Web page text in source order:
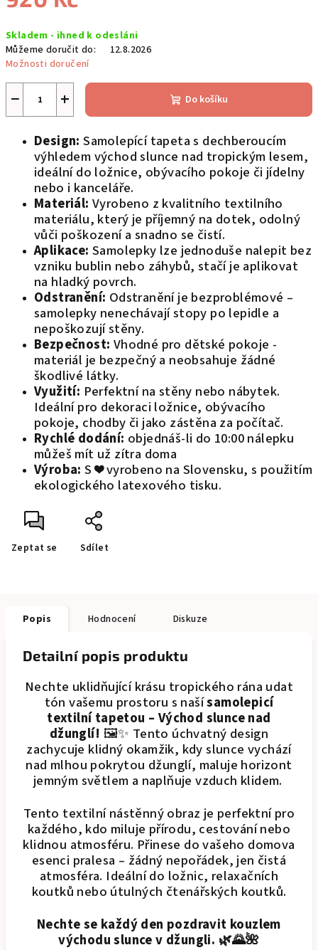
cena:
Skladem - ihned k odesláni
Můžeme doručit do:
12.8.2026
Možnosti doručení
+
− Do košíku
Design: Samolepící tapeta s dechberoucím
výhledem východ slunce nad tropickým lesem,
ideální do ložnice, obývacího pokoje či jídelny
nebo i kanceláře.
Materiál: Vyrobeno z kvalitního textilního
materiálu, který je příjemný na dotek, odolný
vůči poškození a snadno se čistí.
Aplikace: Samolepky lze jednoduše nalepit bez
vzniku bublin nebo záhybů, stačí je aplikovat
na hladký povrch.
Odstranění: Odstranění je bezproblémové –
samolepky nenechávají stopy po lepidle a
nepoškozují stěny.
Bezpečnost: Vhodné pro dětské pokoje -
materiál je bezpečný a neobsahuje žádné
škodlivé látky.
Využití: Perfektní na stěny nebo nábytek.
Ideální pro dekoraci ložnice, obývacího
pokoje, chodby či jako zástěna za počítač.
Rychlé dodání: objednáš-li do 10:00 nálepku
můžeš mít už zítra doma
Výroba: S ❤️ vyrobeno na Slovensku, s použitím
ekologického latexového tisku.
Zeptat se Sdílet
Popis Hodnocení Diskuze
Detailní popis produktu
Nechte uklidňující krásu tropického rána udat
tón vašemu prostoru s našísamolepicí
textilní tapetou – Východ slunce nad
džunglí! 🖼️✨ Tento úchvatný design
zachycuje klidný okamžik, kdy slunce vychází
nad mlhou pokrytou džunglí, maluje horizont
jemným světlem a naplňuje vzduch klidem.
Tento textilní nástěnný obraz je perfektní pro
každého, kdo miluje přírodu, cestování nebo
klidnou atmosféru. Přinese do vašeho domova
esenci pralesa – žádný nepořádek, jen čistá
atmosféra. Ideální do ložnic, relaxačních
koutků nebo útulných čtenářských koutků.
Nechte se každý den pozdravit kouzlem
východu slunce v džungli. 🌿🌄🌺